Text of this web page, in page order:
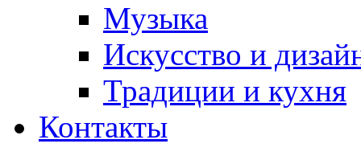
Музыка
Искусство и
Традиции и кухня
Контакты